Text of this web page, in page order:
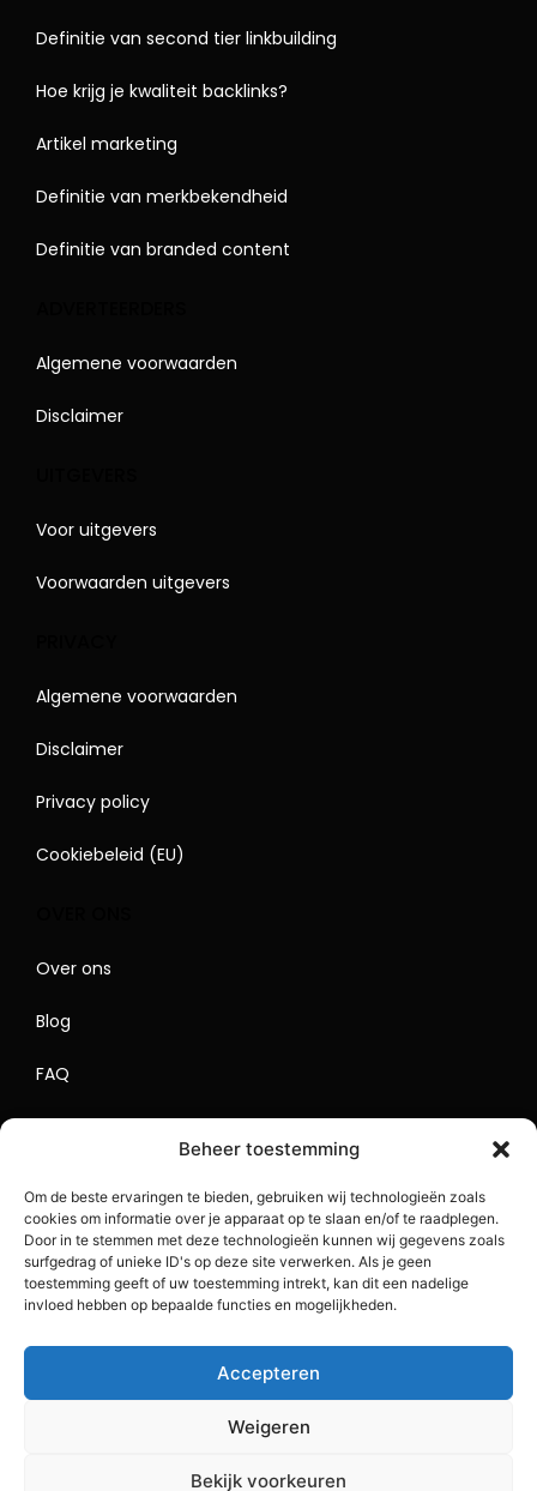
Beheer toestemming
Om de beste ervaringen te bieden, gebruiken wij technologieën zoals
cookies om informatie over je apparaat op te slaan en/of te raadplegen.
Door in te stemmen met deze technologieën kunnen wij gegevens zoals
surfgedrag of unieke ID's op deze site verwerken. Als je geen
toestemming geeft of uw toestemming intrekt, kan dit een nadelige
invloed hebben op bepaalde functies en mogelijkheden.
Accepteren
Weigeren
Bekijk voorkeuren
Definitie van second tier linkbuilding
Hoe krijg je kwaliteit backlinks?
Artikel marketing
Definitie van merkbekendheid
Definitie van branded content
Algemene voorwaarden
Disclaimer
Voor uitgevers
Voorwaarden uitgevers
Algemene voorwaarden
Disclaimer
Privacy policy
Cookiebeleid (EU)
Over ons
Blog
FAQ
Lokaal Adverteren
Sitemap
Copyright 2023 BlogDrip.nl. All Rights Reserved.